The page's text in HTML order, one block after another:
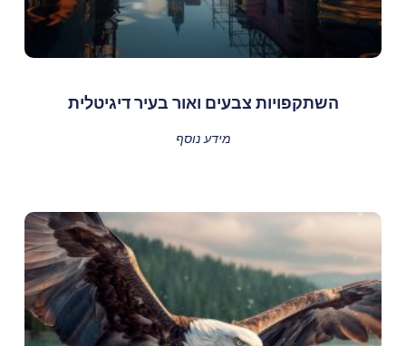
השתקפויות צבעים ואור בעיר דיגיטלית
מידע נוסף